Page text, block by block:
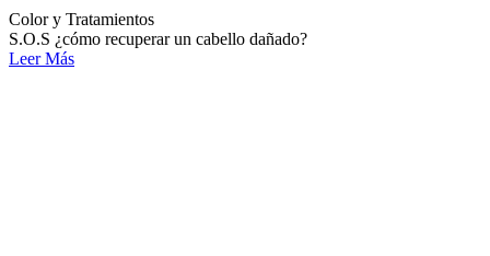
Color y Tratamientos
S.O.S ¿cómo recuperar un cabello dañado?
Leer Más